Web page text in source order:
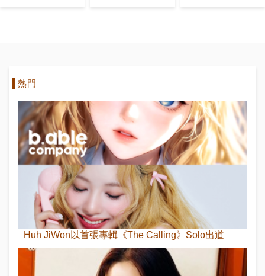
熱門
Huh JiWon以首張專輯《The Calling》Solo出道